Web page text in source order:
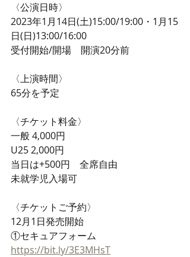
〈公演日時〉
2023年1月14日(土)15:00/19:00・1月15
日(日)13:00/16:00
受付開始/開場　開演20分前
〈上演時間〉
65分を予定
〈チケット料金〉
一般 4,000円
U25 2,000円
当日は+500円　全席自由
未就学児入場可
〈チケットご予約〉
12月1日発売開始
①セキュアフォーム
https://bit.ly/3E3MHsT